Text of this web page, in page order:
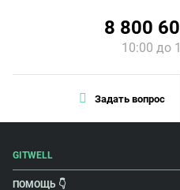
Задать вопрос
8 800
10:00 до
GITWELL
ПОМОЩЬ 👇